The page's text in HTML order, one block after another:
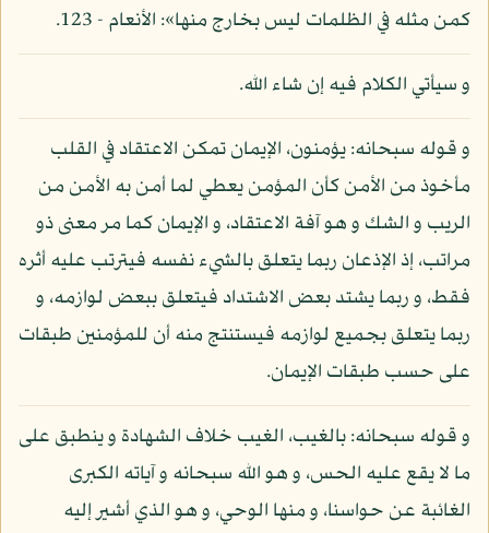
كمن مثله في الظلمات ليس بخارج منها»: الأنعام - 123.
و سيأتي الكلام فيه إن شاء الله.
و قوله سبحانه: يؤمنون، الإيمان تمكن الاعتقاد في القلب
مأخوذ من الأمن كأن المؤمن يعطي لما أمن به الأمن من
الريب و الشك و هو آفة الاعتقاد، و الإيمان كما مر معنى ذو
مراتب، إذ الإذعان ربما يتعلق بالشيء نفسه فيترتب عليه أثره
فقط، و ربما يشتد بعض الاشتداد فيتعلق ببعض لوازمه، و
ربما يتعلق بجميع لوازمه فيستنتج منه أن للمؤمنين طبقات
على حسب طبقات الإيمان.
و قوله سبحانه: بالغيب، الغيب خلاف الشهادة و ينطبق على
ما لا يقع عليه الحس، و هو الله سبحانه و آياته الكبرى
الغائبة عن حواسنا، و منها الوحي، و هو الذي أشير إليه